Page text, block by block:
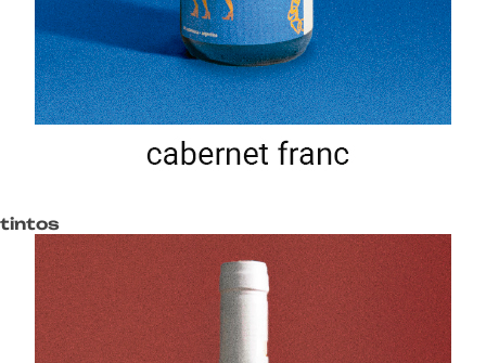
tintos